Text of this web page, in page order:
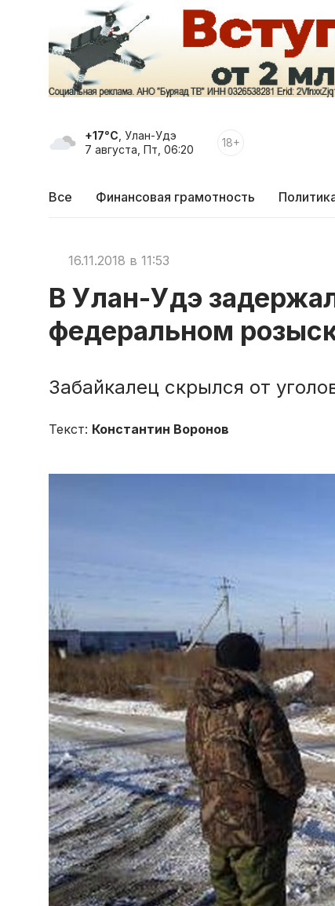
+17°C , Улан-Удэ
7 августа, Пт, 06:20
18+
Все Финансовая грамотность
16.11.2018 в 11:53
В Улан-Удэ
федеральном
Забайкалец скрылся от
Текст: Константин Воронов